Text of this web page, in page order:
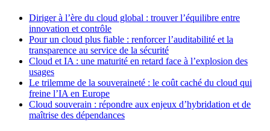
Diriger à l’ère du cloud global : trouver l’équilibre entre
innovation et contrôle
Pour un cloud plus fiable : renforcer l’auditabilité et la
transparence au service de la sécurité
Cloud et IA : une maturité en retard face à l’explosion des
usages
Le trilemme de la souveraineté : le coût caché du cloud qui
freine l’IA en Europe
Cloud souverain : répondre aux enjeux d’hybridation et de
maîtrise des dépendances